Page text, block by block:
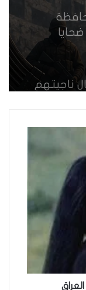
في 15 محافظة
ناجيتهم
الحرية
عقود
كانون